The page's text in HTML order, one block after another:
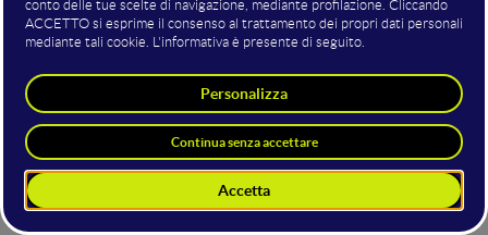
Lescuolehanno finalmente riaperto i battenti
causa del
lockdowndovuto al
, che
ha sconvolto la quotidianità degli studenti (e
delle famiglie) di ogni ordine e grado. La
ripartenza – per ora solo in alcune regioni – non
è sempre avvenuta al meglio e il sistema scuola si